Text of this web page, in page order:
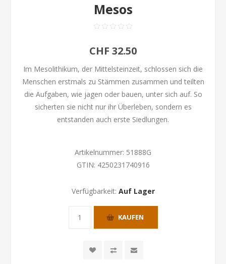
Mesos
CHF 32.50
Im Mesolithikum, der Mittelsteinzeit, schlossen sich die
Menschen erstmals zu Stämmen zusammen und teilten
die Aufgaben, wie jagen oder bauen, unter sich auf. So
sicherten sie nicht nur ihr Überleben, sondern es
entstanden auch erste Siedlungen.
Artikelnummer: 51888G
GTIN: 4250231740916
Verfügbarkeit: Auf Lager
KAUFEN